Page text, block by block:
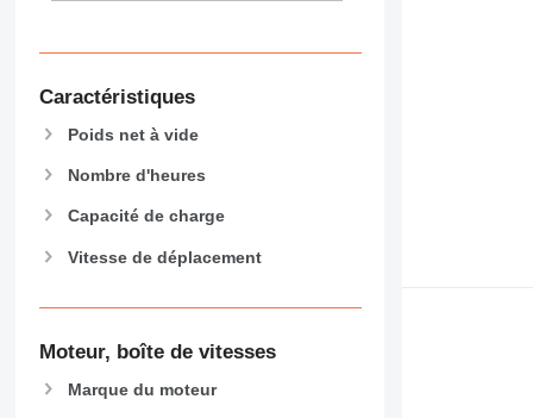
914
918
926
928
931
953
955
Caractéristiques
Poids net à vide
Nombre d'heures
Capacité de charge
Vitesse de déplacement
Moteur, boîte de vitesses
Marque du moteur